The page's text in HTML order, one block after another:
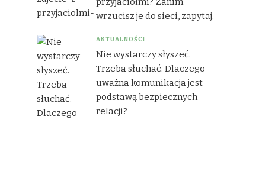
wrzucisz je do sieci, zapytaj.
AKTUALNOŚCI
Nie wystarczy słyszeć.
Trzeba słuchać. Dlaczego
uważna komunikacja jest
podstawą bezpiecznych
relacji?